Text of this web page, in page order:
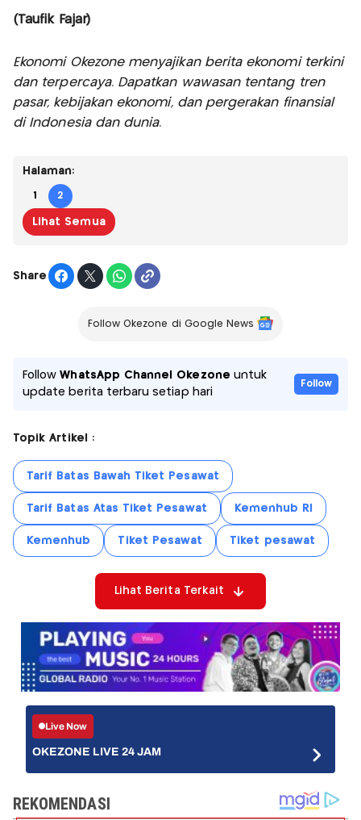
(Taufik Fajar)
Ekonomi Okezone menyajikan berita ekonomi terkini
dan terpercaya. Dapatkan wawasan tentang tren
pasar, kebijakan ekonomi, dan pergerakan finansial
di Indonesia dan dunia.
Halaman:
1 2
Lihat Semua
Share
Follow Okezone di Google News
FollowWhatsApp Channel Okezone untuk
update berita terbaru setiap hari
Follow
Topik Artikel :
Tarif Batas Bawah Tiket Pesawat
Tarif Batas Atas Tiket Pesawat Kemenhub RI
Kemenhub Tiket Pesawat Tiket pesawat
Lihat Berita Terkait
Live Now
OKEZONE LIVE 24 JAM